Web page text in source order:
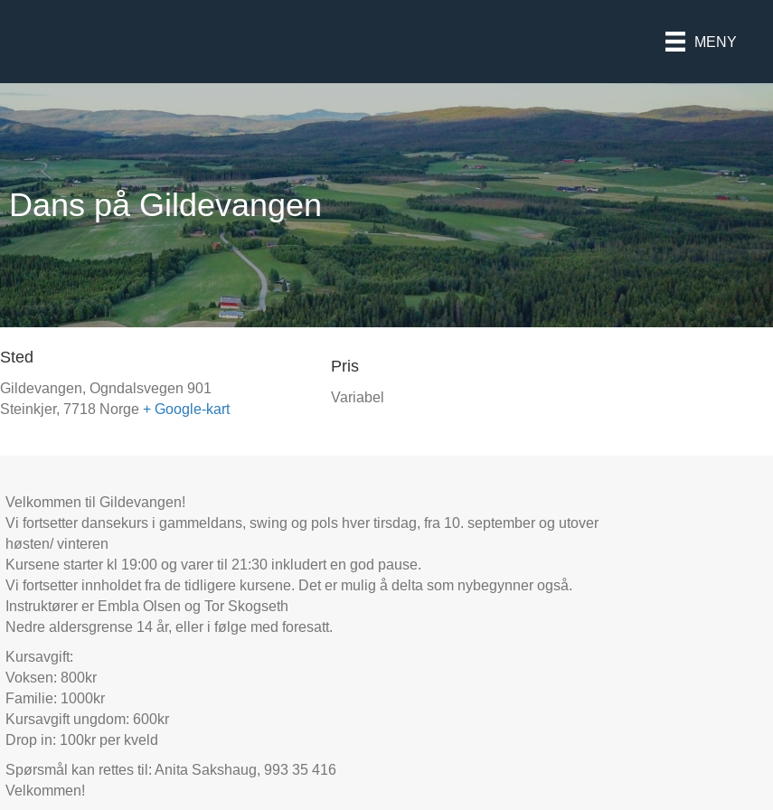
MENY
Dans på Gildevangen
Sted
Gildevangen, Ogndalsvegen 901
Steinkjer, 7718 Norge + Google-kart
Pris
Variabel
Velkommen til Gildevangen!
Vi fortsetter dansekurs i gammeldans, swing og pols hver tirsdag, fra 10. september og utover
høsten/ vinteren
Kursene starter kl 19:00 og varer til 21:30 inkludert en god pause.
Vi fortsetter innholdet fra de tidligere kursene. Det er mulig å delta som nybegynner også.
Instruktører er Embla Olsen og Tor Skogseth
Nedre aldersgrense 14 år, eller i følge med foresatt.
Kursavgift:
Voksen: 800kr
Familie: 1000kr
Kursavgift ungdom: 600kr
Drop in: 100kr per kveld
Spørsmål kan rettes til: Anita Sakshaug, 993 35 416
Velkommen!